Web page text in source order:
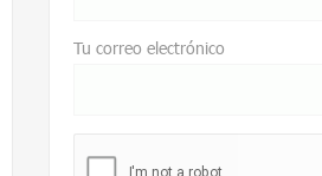
Tu correo electrónico